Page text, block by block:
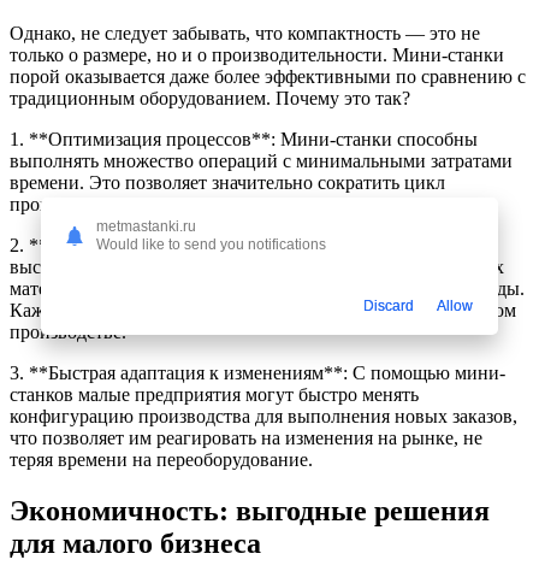
Однако, не следует забывать, что компактность — это не
только о размере, но и о производительности. Мини-станки
порой оказывается даже более эффективными по сравнению с
традиционным оборудованием. Почему это так?
1. **Оптимизация процессов**: Мини-станки способны
выполнять множество операций с минимальными затратами
времени. Это позволяет значительно сократить цикл
производства и повысить общую эффективность.
2. **Снижение производственных потерь**: Благодаря
высокой точности и меньшему количеству обрабатываемых
материалов, такие устройства обеспечивают меньшие отходы.
Каждый кубометр ресурса становится более ценным в малом
производстве.
3. **Быстрая адаптация к изменениям**: С помощью мини-
станков малые предприятия могут быстро менять
конфигурацию производства для выполнения новых заказов,
что позволяет им реагировать на изменения на рынке, не
теряя времени на переоборудование.
Экономичность: выгодные решения
для малого бизнеса
metmastanki.ru
Would like to send you notifications
Discard Allow